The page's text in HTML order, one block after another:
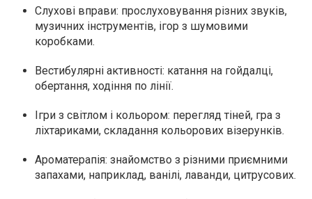
Слухові вправи: прослуховування різних звуків,
музичних інструментів, ігор з шумовими
коробками.
Вестибулярні активності: катання на гойдалці,
обертання, ходіння по лінії.
Ігри з світлом і кольором: перегляд тіней, гра з
ліхтариками, складання кольорових візерунків.
Ароматерапія: знайомство з різними приємними
запахами, наприклад, ванілі, лаванди, цитрусових.